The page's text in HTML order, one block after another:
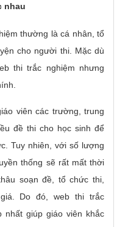
nhau
thường là cá nhân, tổ
cho người thi. Mặc dù
thi trắc nghiệm nhưng
viên các trường, trung
đề thi cho học sinh để
Tuy nhiên, với số lượng
thống sẽ rất mất thời
soạn đề, tổ chức thi,
Do đó, web thi trắc
nhất giúp giáo viên khắc